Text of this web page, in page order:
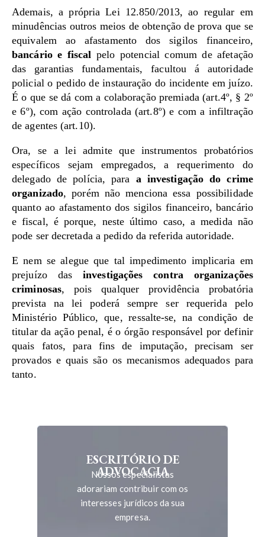
Ademais, a própria Lei 12.850/2013, ao regular em
minudências outros meios de obtenção de prova que se
equivalem ao afastamento dos sigilos financeiro,
bancário e fiscal pelo potencial comum de afetação
das garantias fundamentais, facultou á autoridade
policial o pedido de instauração do incidente em juízo.
É o que se dá com a colaboração premiada (art.4º, § 2º
e 6º), com ação controlada (art.8º) e com a infiltração
de agentes (art.10).
Ora, se a lei admite que instrumentos probatórios
específicos sejam empregados, a requerimento do
delegado de polícia, para a investigação do crime
organizado, porém não menciona essa possibilidade
quanto ao afastamento dos sigilos financeiro, bancário
e fiscal, é porque, neste último caso, a medida não
pode ser decretada a pedido da referida autoridade.
E nem se alegue que tal impedimento implicaria em
prejuízo das investigações contra organizações
criminosas, pois qualquer providência probatória
prevista na lei poderá sempre ser requerida pelo
Ministério Público, que, ressalte-se, na condição de
titular da ação penal, é o órgão responsável por definir
quais fatos, para fins de imputação, precisam ser
provados e quais são os mecanismos adequados para
tanto.
ESCRITÓRIO DE
ADVOCACIA
Nossos especialistas
adorariam contribuir com os
interesses jurídicos da sua
empresa.